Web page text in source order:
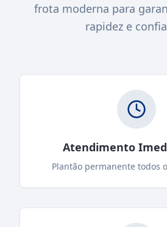
frota moderna para
rapidez e
Atendimento
Plantão permanente todos